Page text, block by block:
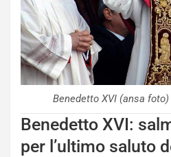
Benedetto XVI (ansa
Benedetto XVI:
per l’ultimo saluto